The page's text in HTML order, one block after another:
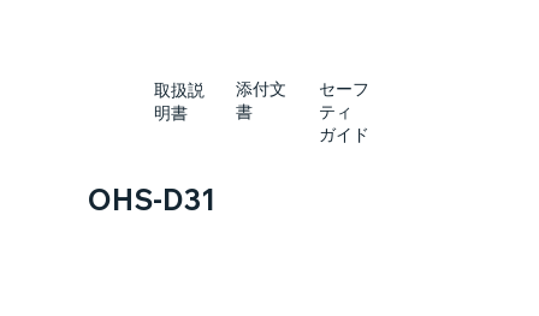
取扱説
明書
添付文
書
セーフ
ティ
ガイド
OHS-D31